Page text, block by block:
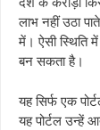
लाभ नहीं उठा
में। ऐसी स्थिति
बन सकता है।
यह सिर्फ एक
यह पोर्टल उन्हें